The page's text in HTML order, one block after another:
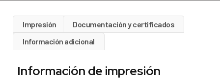
Impresión
Documentación y certificados
Información adicional
Información de impresión